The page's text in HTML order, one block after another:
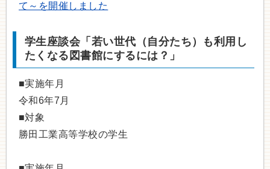
て～を開催しました
学生座談会「若い世代（自分たち）も利用し
たくなる図書館にするには？」
■実施年月
令和6年7月
■対象
勝田工業高等学校の学生